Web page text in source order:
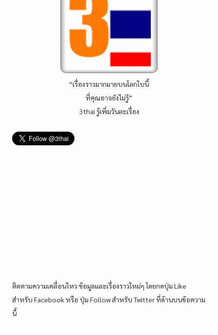
“เรื่องราวมากมายบนโลกใบนี้
ที่คุณอาจยังไม่รู้”
3thai รู้เพิ่มวันละเรื่อง
ติดตามความเคลื่อนไหว ข้อมูลและเรื่องราวใหม่ๆ โดยกดปุ่ม Like
สำหรับ Facebook หรือ ปุ่ม Follow สำหรับ Twitter ที่ด้านบนข้อความ
นี้